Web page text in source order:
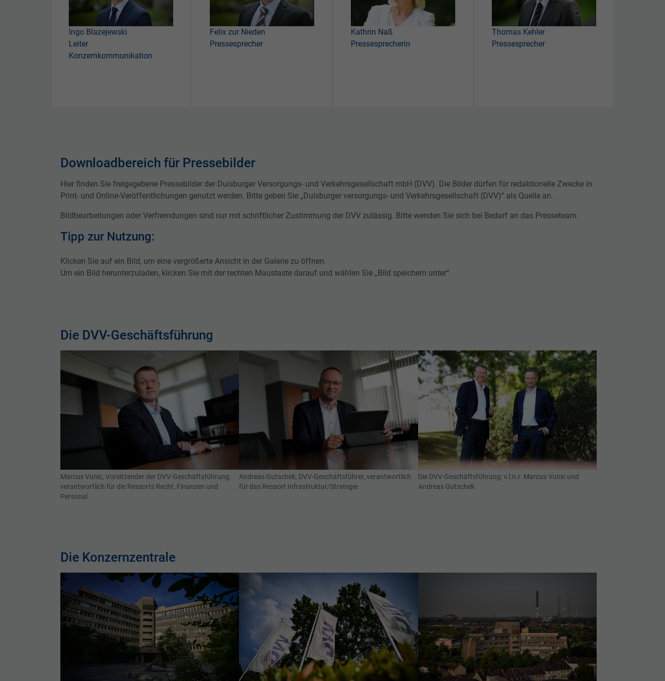
Ingo Blazejewski
Leiter
Konzernkommunikation
Felix zur Nieden
Pressesprecher
Kathrin Naß
Pressesprecherin
Thomas Kehler
Pressesprecher
Downloadbereich für Pressebilder
Hier finden Sie freigegebene Pressebilder der Duisburger Versorgungs- und Verkehrsgesellschaft mbH (DVV). Die Bilder dürfen für redaktionelle Zwecke in
Print- und Online-Veröffentlichungen genutzt werden. Bitte geben Sie „Duisburger versorgungs- und Verkehrsgesellschaft (DVV)“ als Quelle an.
Bildbearbeitungen oder Verfremdungen sind nur mit schriftlicher Zustimmung der DVV zulässig. Bitte wenden Sie sich bei Bedarf an das Presseteam.
Tipp zur Nutzung:
Klicken Sie auf ein Bild, um eine vergrößerte Ansicht in der Galerie zu öffnen.
Um ein Bild herunterzuladen, klicken Sie mit der rechten Maustaste darauf und wählen Sie „Bild speichern unter“.
Die DVV-Geschäftsführung
Marcus Vunic, Vorsitzender der DVV-Geschäftsführung,
verantwortlich für die Ressorts Recht, Finanzen und
Personal
Andreas Gutschek, DVV-Geschäftsführer, verantwortlich
für das Ressort Infrastruktur/Strategie
Show larger version for:
Die DVV-Geschäftsführung: v.l.n.r. Marcus Vunic und
Andreas Gutschek
Die Konzernzentrale
Show larger version for: Show larger version for: